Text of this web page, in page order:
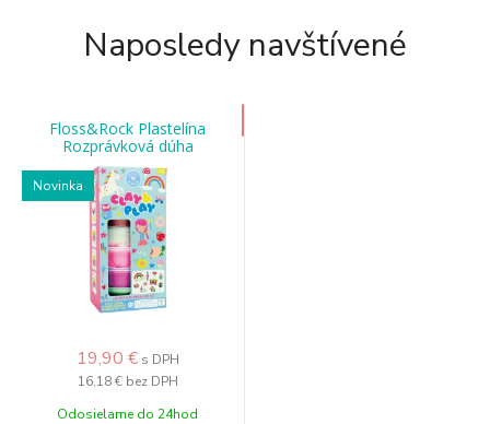
Naposledy navštívené
Floss&Rock Plastelína
Rozprávková dúha
Novinka
19,90 € s DPH
16,18 € bez DPH
Odosielame do 24hod